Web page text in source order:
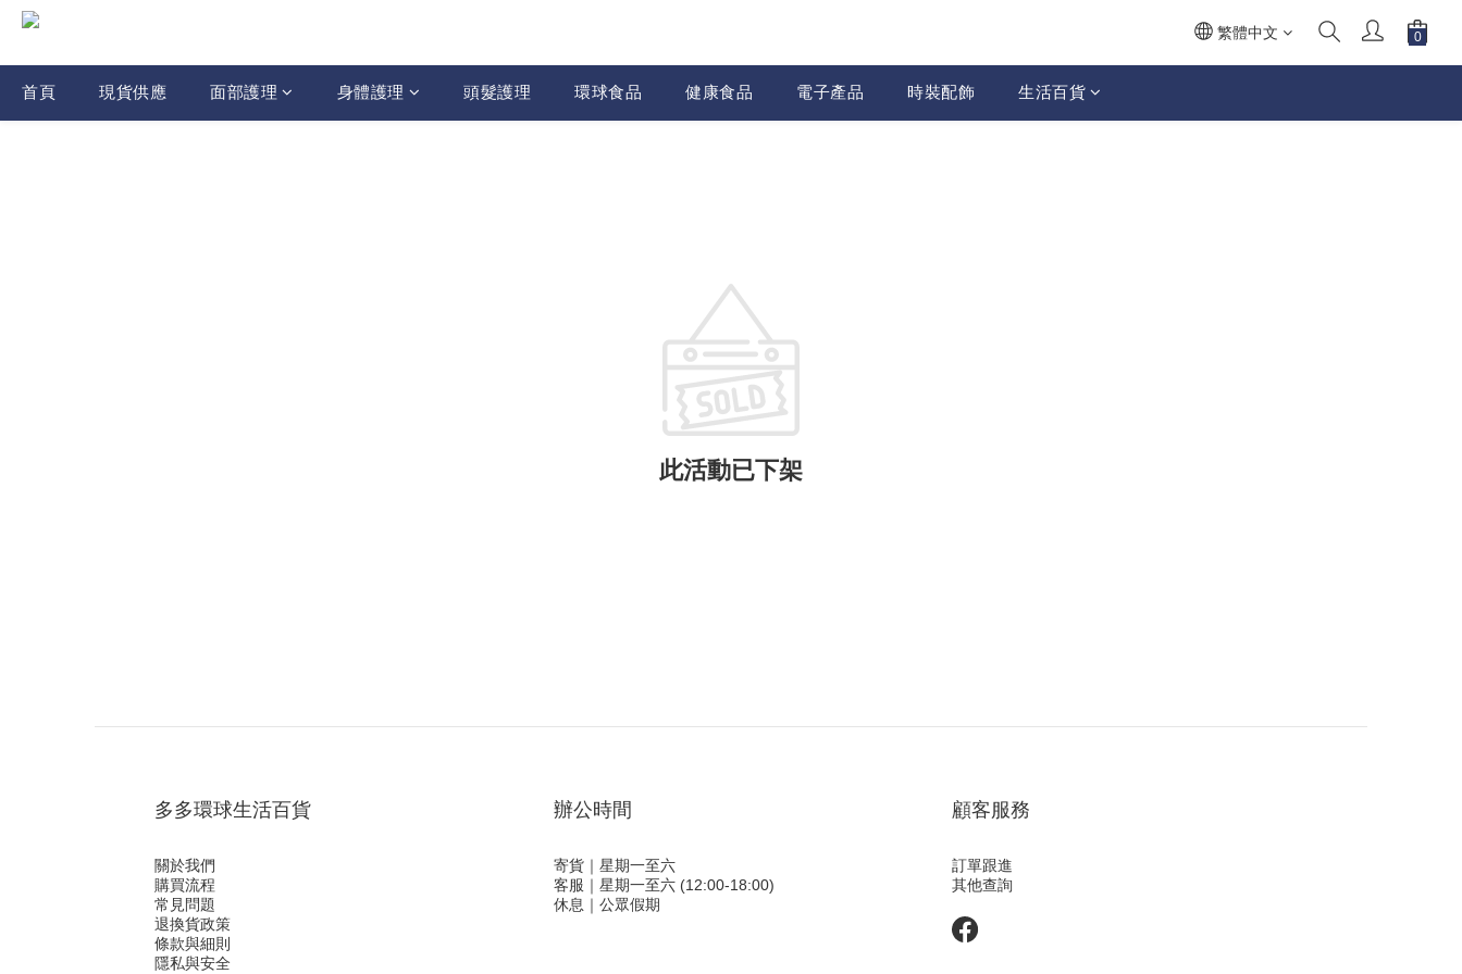
繁體中文
首頁 現貨供應 面部護理 身體護理 頭髮護理 環球食品 健康食品 電子產品 時裝配飾 生活百貨
此活動已下架
多多環球生活百貨
關於我們
購買流程
常見問題
退換貨政策
條款與細則
隱私與安全
辦公時間
寄貨｜星期一至六
客服｜星期一至六 (12:00-18:00)
休息｜公眾假期
顧客服務
訂單跟進
其他查詢